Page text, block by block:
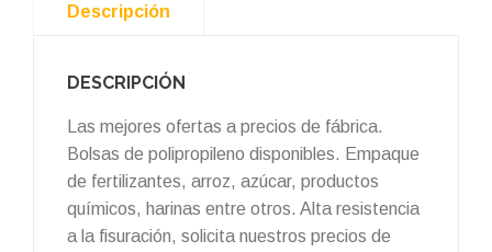
Descripción
DESCRIPCIÓN
Las mejores ofertas a precios de fábrica.
Bolsas de polipropileno disponibles. Empaque
de fertilizantes, arroz, azúcar, productos
químicos, harinas entre otros. Alta resistencia
a la fisuración, solicita nuestros precios de